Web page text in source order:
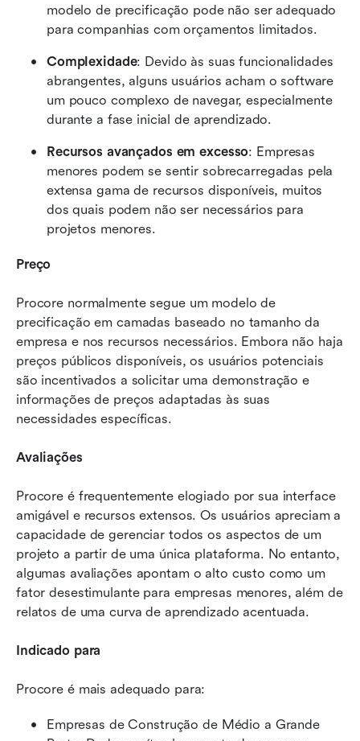
modelo de precificação pode não ser adequado
para companhias com orçamentos limitados.
Complexidade: Devido às suas funcionalidades
abrangentes, alguns usuários acham o software
um pouco complexo de navegar, especialmente
durante a fase inicial de aprendizado.
Recursos avançados em excesso: Empresas
menores podem se sentir sobrecarregadas pela
extensa gama de recursos disponíveis, muitos
dos quais podem não ser necessários para
projetos menores.
Preço
Procore normalmente segue um modelo de
precificação em camadas baseado no tamanho da
empresa e nos recursos necessários. Embora não haja
preços públicos disponíveis, os usuários potenciais
são incentivados a solicitar uma demonstração e
informações de preços adaptadas às suas
necessidades específicas.
Avaliações
Procore é frequentemente elogiado por sua interface
amigável e recursos extensos. Os usuários apreciam a
capacidade de gerenciar todos os aspectos de um
projeto a partir de uma única plataforma. No entanto,
algumas avaliações apontam o alto custo como um
fator desestimulante para empresas menores, além de
relatos de uma curva de aprendizado acentuada.
Indicado para
Procore é mais adequado para:
Empresas de Construção de Médio a Grande